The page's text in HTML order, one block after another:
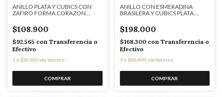
ANILLO PLATA Y CUBICS CON
ZAFIRO FORMA CORAZON
$108.900
$92.565 con Transferencia o
Efectivo
3 x $36.300 sin interés
ANILLO CON ESMERADINA
BRASILERA Y CUBICS PLATA
$198.000
$168.300 con Transferencia o
Efectivo
3 x $66.000 sin interés